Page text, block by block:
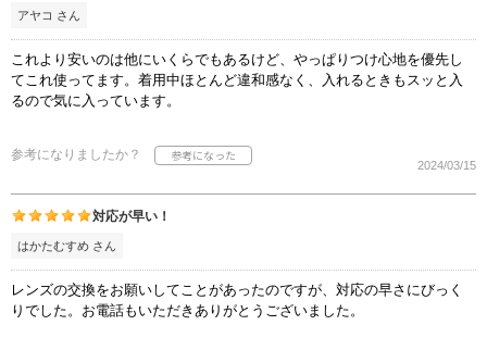
アヤコ さん
これより安いのは他にいくらでもあるけど、やっぱりつけ心地を優先し
てこれ使ってます。着用中ほとんど違和感なく、入れるときもスッと入
るので気に入っています。
参考になりましたか？
2024/03/15
対応が早い！
はかたむすめ さん
レンズの交換をお願いしてことがあったのですが、対応の早さにびっく
りでした。お電話もいただきありがとうございました。